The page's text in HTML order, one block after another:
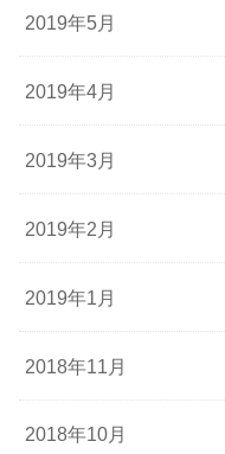
2019年5月
2019年4月
2019年3月
2019年2月
2019年1月
2018年11月
2018年10月